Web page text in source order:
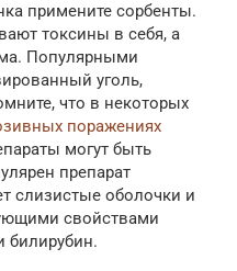
примените сорбенты.
токсины в себя, а
Популярными
уголь,
что в некоторых
поражениях
могут быть
препарат
слизистые оболочки и
свойствами
билирубин.